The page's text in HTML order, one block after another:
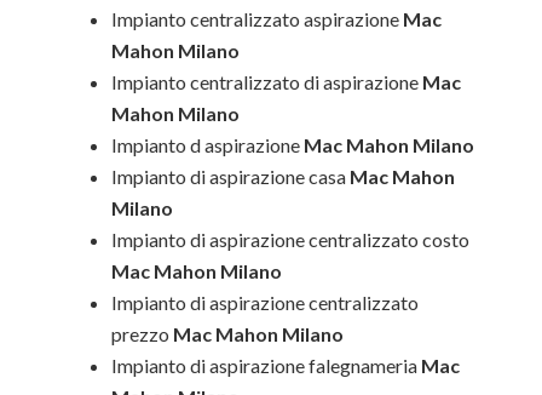
Impianto centralizzato aspirazione Mac
Mahon Milano
Impianto centralizzato di aspirazione Mac
Mahon Milano
Impianto d aspirazione Mac Mahon Milano
Impianto di aspirazione casa Mac Mahon
Milano
Impianto di aspirazione centralizzato costo
Mac Mahon Milano
Impianto di aspirazione centralizzato
prezzo Mac Mahon Milano
Impianto di aspirazione falegnameria Mac